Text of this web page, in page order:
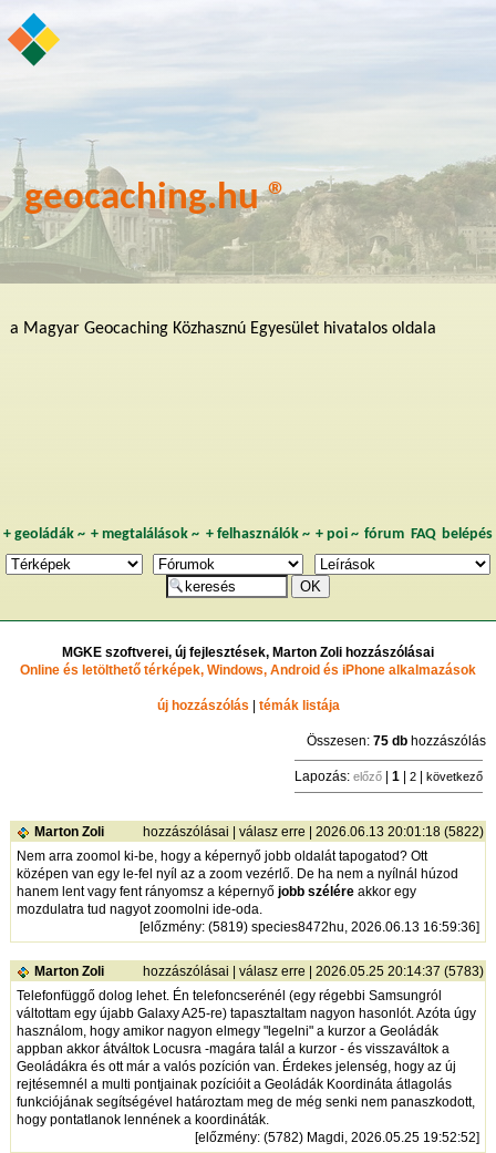
geocaching.hu ®
a Magyar Geocaching Közhasznú Egyesület hivatalos oldala
+ geoládák~ +megtalálások ~ + felhasználók~ + poi~ fórum FAQ belépés
MGKE szoftverei, új fejlesztések, Marton Zoli hozzászólásai
Online és letölthető térképek, Windows, Android és iPhone alkalmazások
új hozzászólás témák listája
Összesen:75 db hozzászólás
Lapozás:előző |1 2 |következő
Marton Zoli hozzászólásai |válasz erre | 2026.06.13 20:01:18 (5822)
Nem arra zoomol ki-be, hogy a képernyő jobb oldalát tapogatod? Ott
középen van egy le-fel nyíl az a zoom vezérlő. De ha nem a nyílnál húzod
hanem lent vagy fent rányomsz a képernyőjobb szélére akkor egy
mozdulatra tud nagyot zoomolni ide-oda.
[előzmény: (5819) species8472hu, 2026.06.13 16:59:36]
Marton Zoli hozzászólásai |válasz erre | 2026.05.25 20:14:37 (5783)
Telefonfüggő dolog lehet. Én telefoncserénél (egy régebbi Samsungról
váltottam egy újabb Galaxy A25-re) tapasztaltam nagyon hasonlót. Azóta úgy
használom, hogy amikor nagyon elmegy "legelni" a kurzor a Geoládák
appban akkor átváltok Locusra -magára talál a kurzor - és visszaváltok a
Geoládákra és ott már a valós pozíción van. Érdekes jelenség, hogy az új
rejtésemnél a multi pontjainak pozícióit a Geoládák Koordináta átlagolás
funkciójának segítségével határoztam meg de még senki nem panaszkodott,
hogy pontatlanok lennének a koordináták.
[előzmény: (5782) Magdi, 2026.05.25 19:52:52]